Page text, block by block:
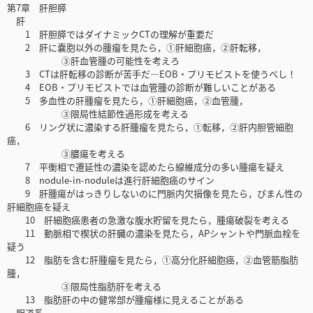
第7章 肝胆膵
肝
1 肝胆膵ではダイナミックCTの理解が重要だ
2 肝に嚢胞以外の腫瘤を見たら，①肝細胞癌，②肝転移，
③肝血管腫の可能性を考えろ
3 CTは肝転移の診断が苦手だ―EOB・プリモビストを使うべし！
4 EOB・プリモビストでは血管腫の診断が難しいことがある
5 多血性の肝腫瘤を見たら，①肝細胞癌，②血管腫，
③限局性結節性過形成を考える
6 リング状に濃染する肝腫瘤を見たら，①転移，②肝内胆管細胞
癌，
③膿瘍を考える
7 平衡相で遷延性の濃染を認めたら線維成分の多い腫瘍を疑え
8 nodule-in-noduleは進行肝細胞癌のサイン
9 肝腫瘍がはっきりしないのに門脈内欠損像を見たら，びまん性の
肝細胞癌を疑え
10 肝細胞癌患者の急激な腹水貯留を見たら，腫瘍破裂を考える
11 動脈相で楔状の肝臓の濃染を見たら，APシャントや門脈血栓を
疑う
12 脂肪を含む肝腫瘤を見たら，①高分化肝細胞癌，②血管筋脂肪
腫，
③限局性脂肪肝を考える
13 脂肪肝の中の健常部が腫瘤様に見えることがある